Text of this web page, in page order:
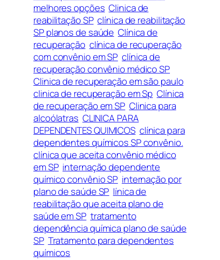
melhores opções Clinica de
reabilitação SP clínica de reabilitação
SP planos de saúde Clínica de
recuperação clínica de recuperação
com convênio em SP clínica de
recuperação convênio médico SP
Clinica de recuperação em são paulo
clinica de recuperação em Sp Clínica
de recuperação em SP Clinica para
alcoólatras CLINICA PARA
DEPENDENTES QUIMICOS clínica para
dependentes químicos SP convênio.
clínica que aceita convênio médico
em SP internação dependente
químico convênio SP internação por
plano de saúde SP línica de
reabilitação que aceita plano de
saúde em SP tratamento
dependência química plano de saúde
SP Tratamento para dependentes
químicos